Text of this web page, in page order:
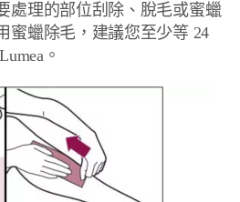
處理的部位刮除、脫毛或蜜蠟
蜜蠟除毛，建議您至少等 24
。